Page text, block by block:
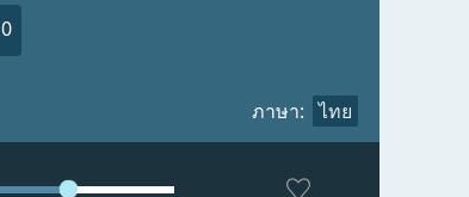
0
ภาษา: ไทย